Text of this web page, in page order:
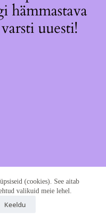
(cookies). See aitab
valikuid meie lehel.
Keeldu
hämmastava
uuesti!